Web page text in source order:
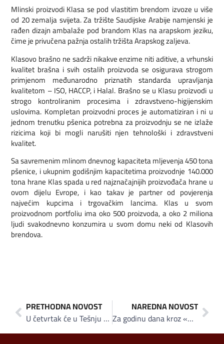
Mlinski proizvodi Klasa se pod vlastitim brendom izvoze u više
od 20 zemalja svijeta. Za tržište Saudijske Arabije namjenski je
rađen dizajn ambalaže pod brandom Klas na arapskom jeziku,
čime je privučena pažnja ostalih tržišta Arapskog zaljeva.
Klasovo brašno ne sadrži nikakve enzime niti aditive, a vrhunski
kvalitet brašna i svih ostalih proizvoda se osigurava strogom
primjenom međunarodno priznatih standarda upravljanja
kvalitetom – ISO, HACCP, i Halal. Brašno se u Klasu proizvodi u
strogo kontroliranim procesima i zdravstveno-higijenskim
uslovima. Kompletan proizvodni proces je automatiziran i ni u
jednom trenutku pšenica potrebna za proizvodnju se ne izlaže
rizicima koji bi mogli narušiti njen tehnološki i zdravstveni
kvalitet.
Sa savremenim mlinom dnevnog kapaciteta mljevenja 450 tona
pšenice, i ukupnim godišnjim kapacitetima proizvodnje 140.000
tona hrane Klas spada u red najznačajnijih proizvođača hrane u
ovom dijelu Evrope, i kao takav je partner od povjerenja
najvećim kupcima i trgovačkim lancima. Klas u svom
proizvodnom portfoliu ima oko 500 proizvoda, a oko 2 miliona
ljudi svakodnevno konzumira u svom domu neki od Klasovih
brendova.
PRETHODNA NOVOST
U četvrtak će u Tešnju biti podignuta najveća zastava Bosne i Hercegovine
NAREDNA NOVOST
Za godinu dana kroz «BH. korpu» Hoše marketa prošlo 150 različitih artikala domaćih proizvođača